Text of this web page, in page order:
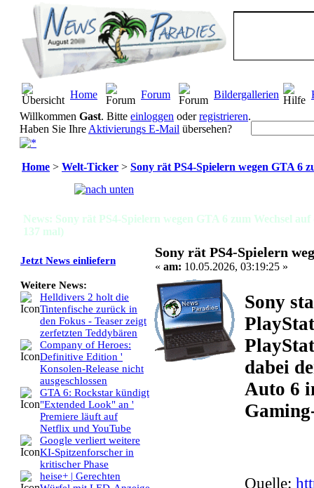
Home Forum Bildergallerien
Willkommen Gast. Bitte einloggen oderregistrieren.
Haben Sie Ihre Aktivierungs E-Mail übersehen?
Home > Welt-Ticker > Sony rät PS4-Spielern wegen GTA 6
News: Sony rät PS4-Spielern wegen GTA 6 zum Wechsel auf
137 mal)
Jetzt News einliefern
Weitere News:
Helldivers 2 holt die
Tintenfische zurück in
den Fokus - Teaser zeigt
zerfetzten Teddybären
Company of Heroes:
Definitive Edition '
Konsolen-Release nicht
ausgeschlossen
GTA 6: Rockstar kündigt
"Extended Look" an '
Premiere läuft auf
Netflix und YouTube
Google verliert weitere
KI-Spitzenforscher in
kritischer Phase
heise+ | Gerechten
Sony rät PS4-Spielern
« am: 10.05.2026, 03:19:25 »
Sony
dabei
Auto 6
Quelle: